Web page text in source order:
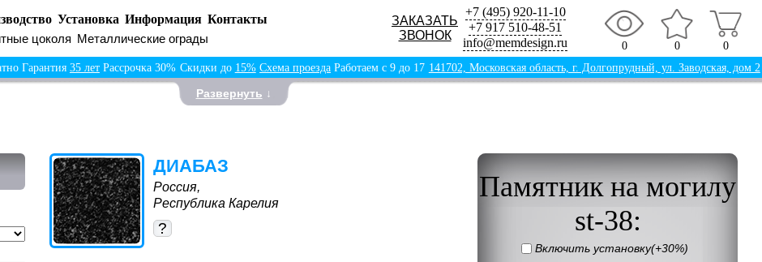
Установка Информация Контакты
цоколя Металлические ограды
0 0 0
ЗАКАЗАТЬ
ЗВОНОК
+7 (495) 920-11-10
+7 917 510-48-51
info@memdesign.ru
Гарантия 35 лет Рассрочка 30% Скидки до 15% Схема проезда Работаем с 9 до 17 141702, Московская область, г. Долгопрудный, ул. Заводская, дом 2
Развернуть ↓
ДИАБАЗ
Россия,
Республика Карелия
?
Памятник на могилу
st-38:
Включить установку(+30%)